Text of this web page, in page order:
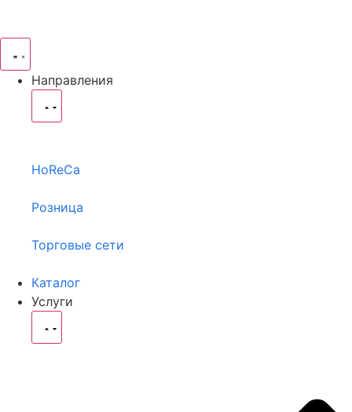
Направления
HoReCa
Розница
Торговые сети
Каталог
Услуги